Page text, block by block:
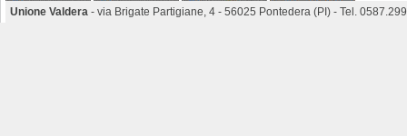
Unione Valdera - via Brigate Partigiane, 4 - 56025 Pontedera (PI) - Tel.